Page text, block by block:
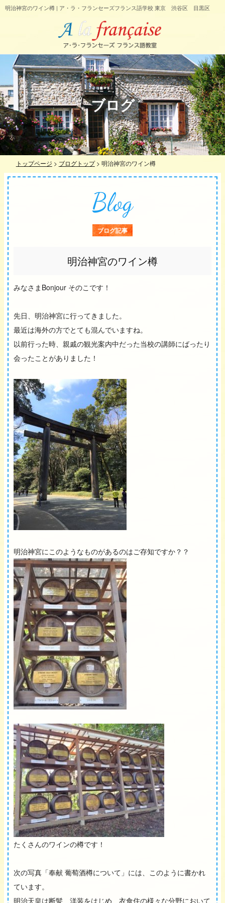
明治神宮のワイン樽 | ア・ラ・フランセーズフランス語学校 東京 渋谷区 目黒区
ブログ
トップページ > ブログトップ> 明治神宮のワイン樽
Blog
ブログ記事
明治神宮のワイン樽
みなさまBonjour そのこです！
先日、明治神宮に行ってきました。
最近は海外の方でとても混んでいますね。
以前行った時、親戚の観光案内中だった当校の講師にばったり
会ったことがありました！
明治神宮にこのようなものがあるのはご存知ですか？？
たくさんのワインの樽です！
次の写真「奉献 葡萄酒樽について」には、このように書かれ
ています。
明治天皇は断髪、洋装をはじめ、衣食住の様々な分野において